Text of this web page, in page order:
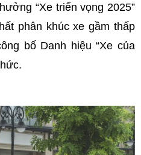
“Xe triển vọng 2025”
phân khúc xe gầm thấp
bố Danh hiệu “Xe của